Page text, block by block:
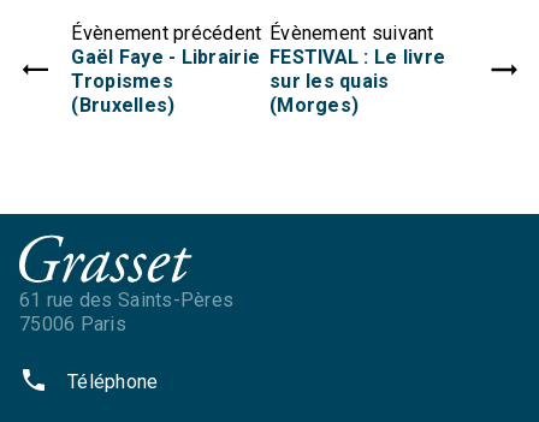
Évènement précédent
Gaël Faye - Librairie
Tropismes
(Bruxelles)
Évènement suivant
FESTIVAL : Le livre
sur les quais
(Morges)
61 rue des Saints-Pères
75006 Paris
phone Téléphone